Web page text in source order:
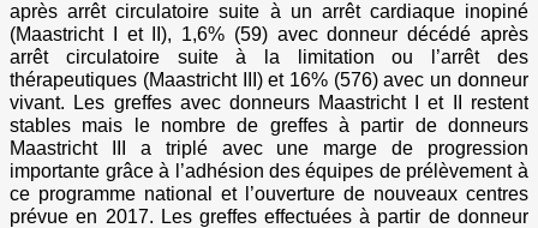
après arrêt circulatoire suite à un arrêt cardiaque inopiné
(Maastricht I et II), 1,6% (59) avec donneur décédé après
arrêt circulatoire suite à la limitation ou l’arrêt des
thérapeutiques (Maastricht III) et 16% (576) avec un donneur
vivant. Les greffes avec donneurs Maastricht I et II restent
stables mais le nombre de greffes à partir de donneurs
Maastricht III a triplé avec une marge de progression
importante grâce à l’adhésion des équipes de prélèvement à
ce programme national et l’ouverture de nouveaux centres
prévue en 2017. Les greffes effectuées à partir de donneur